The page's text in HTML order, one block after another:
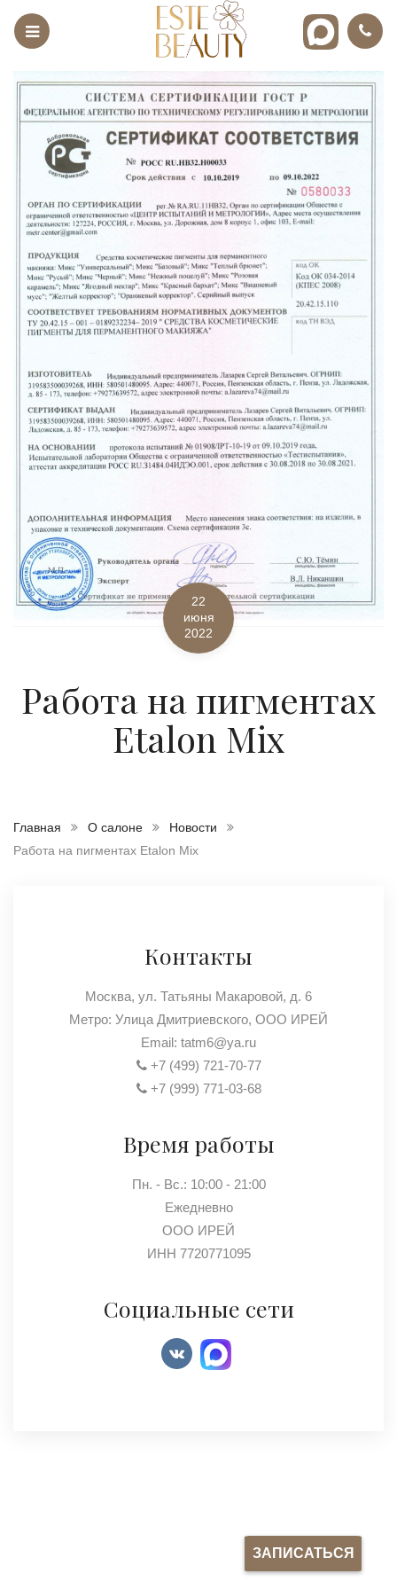
22
июня
2022
Работа на пигментах
Etalon Mix
ЗАПИСАТЬСЯ
Главная О салоне
Новости
Работа на пигментах Etalon Mix
Контакты
Москва, ул. Татьяны Макаровой, д. 6
Метро: Улица Дмитриевского, ООО ИРЕЙ
Email: tatm6@ya.ru
+7 (499) 721-70-77
+7 (999) 771-03-68
Время работы
Пн. - Вс.: 10:00 - 21:00
Ежедневно
ООО ИРЕЙ
ИНН 7720771095
Социальные сети